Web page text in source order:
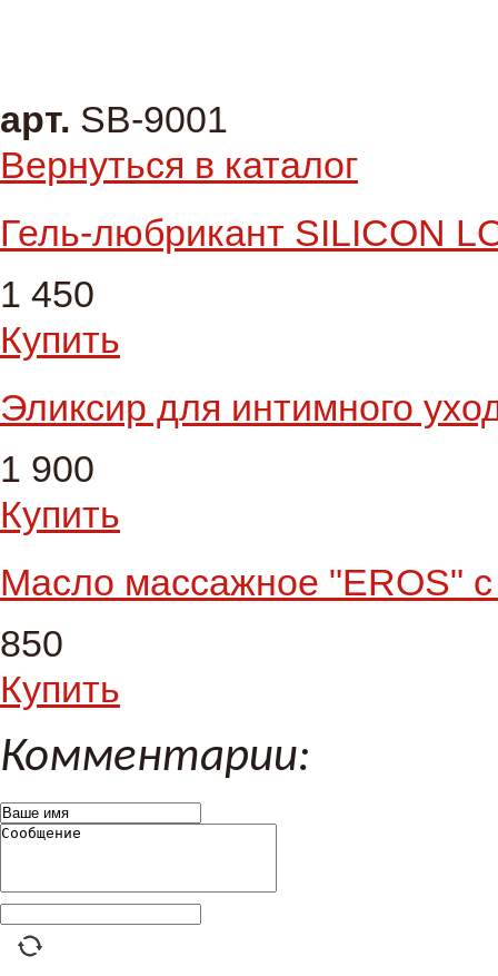
арт. SB-9001
Вернуться в каталог
Гель-любрикант SILICON
1 450
Купить
Эликсир для интимного
1 900
Купить
Масло массажное "EROS"
850
Купить
Комментарии: